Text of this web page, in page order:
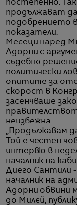
постепенно.
продължават
подобрението
показатели.
Месеци наред
Адорни с
съдебно
политически
опитите за
скорост в
засенчваше
неизбежна.
„Продължавам
Той е честен
интервю в
началник на
Диего Сантили -
началник на
Адорни обвини
до Милей,